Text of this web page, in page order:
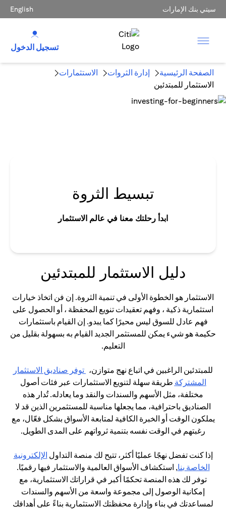
سيتي بنك الإمارات English
تسجيل الدخول
الصفحة الرئيسية إدارة الثروات
الاستثمارات
الاستثمار للمبتدئين
تبسيط الثروة
ابدأ رحلتك معنا في عالم الاستثمار
دليل الاستثمار للمبتدئين
الاستثمار هو الخطوة الأولى في تنمية الثروة. إن فن اتخاذ خيارات
استثمارية ذكية ، وفهم تعقيدات تنويع المحفظة ، أو الحصول على
فهم عادل للسوق ليس محيرًا كما يبدو. إن القيام باستثمارات
حكيمة هو شيء يمكن للمستثمر الجديد القيام به بسهولة بقليل من
التعليم.
للمبتدئين الراغبين في اتباع نهج متوازن، توفر صناديق الاستثمار
المشتركة (opens in a new tab)طريقة سهلة لتنويع الاستثمارات عبر فئات أصول
مختلفة، مثل الأسهم والسندات والنقد وما يعادله. تُدار هذه
الصناديق باحترافية، مما يجعلها مناسبة للمستثمرين الذين قد لا
يملكون الوقت أو الخبرة الكافية لمتابعة الأسواق بشكل فعّال، مع
رغبتهم في الوقت نفسه بتنمية ثرواتهم على المدى الطويل.
إذا كنت تفضل نهجًا عمليًا أكثر، تتيح لك منصة التداول الإلكترونية
الخاصة بنا(opens in a new tab), استكشاف الأسواق العالمية والاستثمار فيها رقميًا.
توفر لك هذه المنصة تحكمًا أكبر في قراراتك الاستثمارية، مع
إمكانية الوصول إلى مجموعة واسعة من الأسهم والسندات
لمساعدتك في بناء وإدارة محفظتك الاستثمارية بناءً على أهدافك